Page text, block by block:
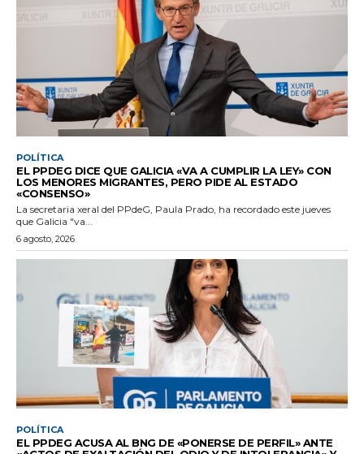
POLÍTICA
EL PPDEG DICE QUE GALICIA «VA A CUMPLIR LA LEY» CON
LOS MENORES MIGRANTES, PERO PIDE AL ESTADO
«CONSENSO»
La secretaria xeral del PPdeG, Paula Prado, ha recordado este jueves
que Galicia "va...
6 agosto, 2026
POLÍTICA
EL PPDEG ACUSA AL BNG DE «PONERSE DE PERFIL» ANTE